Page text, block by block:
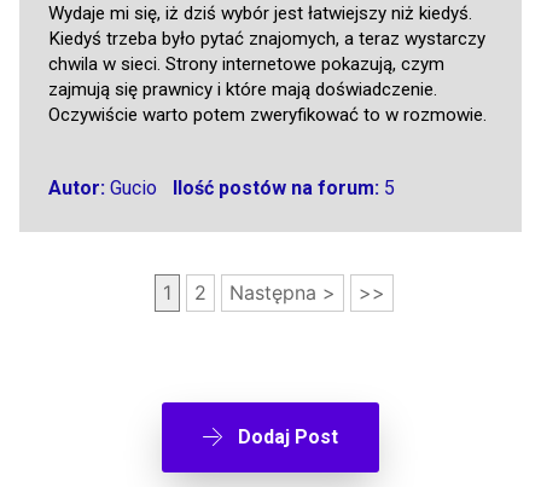
Wydaje mi się, iż dziś wybór jest łatwiejszy niż kiedyś.
Kiedyś trzeba było pytać znajomych, a teraz wystarczy
chwila w sieci. Strony internetowe pokazują, czym
zajmują się prawnicy i które mają doświadczenie.
Oczywiście warto potem zweryfikować to w rozmowie.
Autor: Gucio Ilość postów na forum:5
1 2 Następna > >>
Dodaj Post